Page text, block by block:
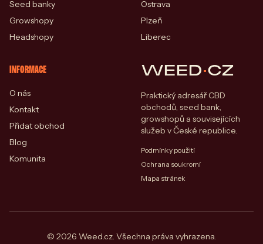
Seed banky
Growshopy
Headshopy
Ostrava
Plzeň
Liberec
INFORMACE
O nás
Kontakt
Přidat obchod
Blog
Komunita
WEED·CZ
Praktický adresář CBD
obchodů, seed bank,
growshopů a souvisejících
služeb v České republice.
Podmínky použití
Ochrana soukromí
Mapa stránek
© 2026 Weed.cz. Všechna práva vyhrazena.